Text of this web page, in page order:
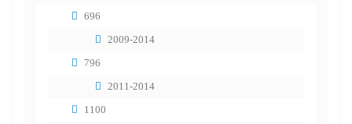
696
2009-2014
796
2011-2014
1100